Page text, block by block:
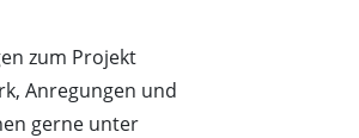
zum Projekt
Anregungen und
gerne unter